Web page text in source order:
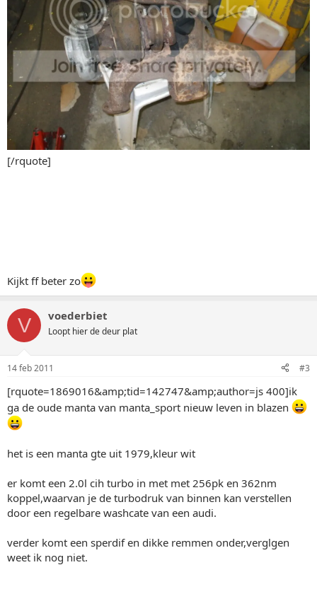
[/rquote]
Kijkt ff beter zo
V voederbiet
Loopt hier de deur plat
14 feb 2011 #3
[rquote=1869016&amp;tid=142747&amp;author=js 400]ik
ga de oude manta van manta_sport nieuw leven in blazen
het is een manta gte uit 1979,kleur wit
er komt een 2.0l cih turbo in met met 256pk en 362nm
koppel,waarvan je de turbodruk van binnen kan verstellen
door een regelbare washcate van een audi.
verder komt een sperdif en dikke remmen onder,verglgen
weet ik nog niet.